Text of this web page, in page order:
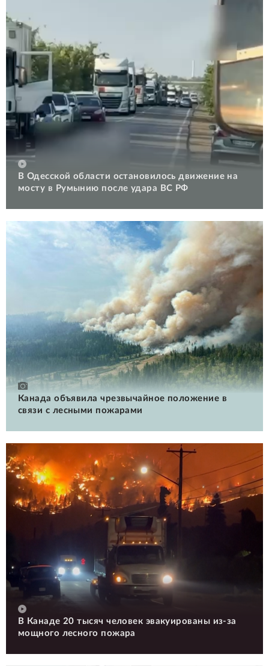
В Одесской области остановилось движение на
мосту в Румынию после удара ВС РФ
Канада объявила чрезвычайное положение в
связи с лесными пожарами
В Канаде 20 тысяч человек эвакуированы из-за
мощного лесного пожара